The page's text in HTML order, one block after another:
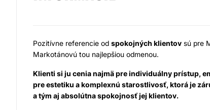
Pozitívne referencie od spokojných klientov sú pre
Markotánovú tou najlepšiou odmenou.
Klienti si ju cenia najmä pre individuálny prístup,
pre estetiku a komplexnú starostlivosť, ktorá je
a tým aj absolútna spokojnosť jej klientov.